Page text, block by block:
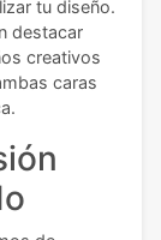
tu diseño.
destacar
creativos
caras